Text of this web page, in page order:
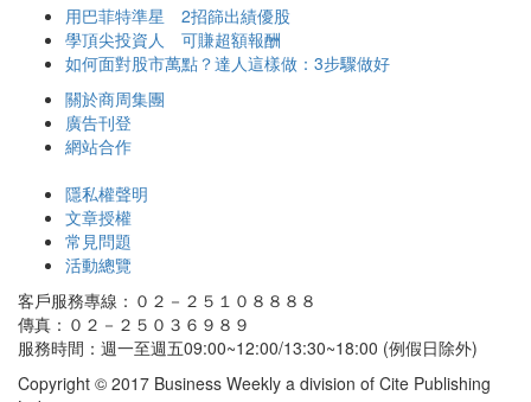
用巴菲特準星 2招篩出績優股
學頂尖投資人 可賺超額報酬
如何面對股市萬點？達人這樣做：3步驟做好
關於商周集團
廣告刊登
網站合作
隱私權聲明
文章授權
常見問題
活動總覽
客戶服務專線：０２－２５１０８８８８
傳真：０２－２５０３６９８９
服務時間：週一至週五09:00~12:00/13:30~18:00 (例假日除外)
Copyright © 2017 Business Weekly a division of Cite Publishing